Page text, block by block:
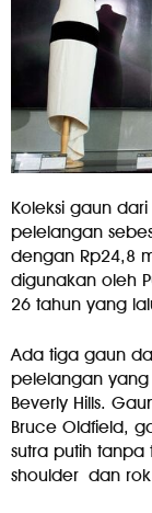
Koleksi gaun
pelelangan
dengan Rp24,8
digunakan oleh
26 tahun yang
Ada tiga gaun
pelelangan
Beverly Hills.
Bruce Oldfield,
sutra putih tanpa
shoulder dan rok